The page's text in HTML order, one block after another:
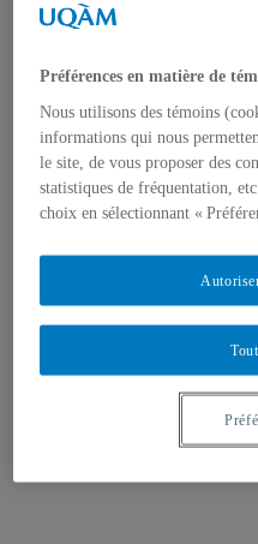
Bourses et prix
Dans les médias
Perspectives et
Vidéos et
Préférences en matière de
Nous utilisons des témoins
informations qui nous
le site, de vous proposer des
statistiques de fréquentation,
choix en sélectionnant «